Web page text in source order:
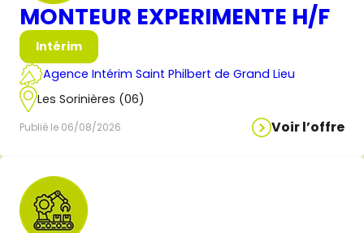
MONTEUR EXPERIMENTE H/F
Intérim
Agence Intérim Saint Philbert de Grand Lieu
Les Sorinières (06)
Publié le 06/08/2026 Voir l’offre